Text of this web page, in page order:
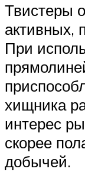
Твистеры
активных,
При
хищника
интерес
скорее
добычей.